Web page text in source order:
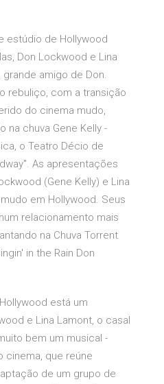
estúdio de Hollywood
Don Lockwood e Lina
amigo de Don.
rebuliço, com a transição
do cinema mudo,
na chuva Gene Kelly -
o Teatro Décio de
As apresentações
(Gene Kelly) e Lina
em Hollywood. Seus
relacionamento mais
na Chuva Torrent
in the Rain Don
está um
e Lina Lamont, o casal
bem um musical -
cinema, que reúne
de um grupo de